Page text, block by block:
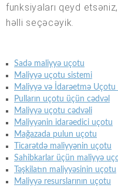
funksiyaları qeyd
həlli seçəcəyik.
Sadə maliyyə uçotu
Maliyyə uçotu sistemi
Maliyyə və İdarəetmə Uçotu
Pulların uçotu üçün cədvəl
Maliyyə uçotu cədvəli
Maliyyənin idarəedici uçotu
Mağazada pulun uçotu
Ticarətdə maliyyənin uçotu
Sahibkarlar üçün maliyyə
Təşkilatın maliyyəsinin uçotu
Maliyyə resurslarının uçotu